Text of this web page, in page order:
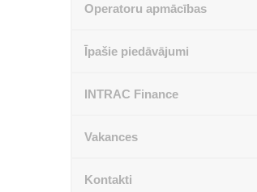
Operatoru apmācības
Īpašie piedāvājumi
INTRAC Finance
Vakances
Kontakti